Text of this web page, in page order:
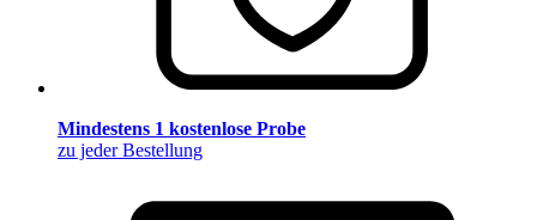
Mindestens 1 kostenlose Probe
zu jeder Bestellung